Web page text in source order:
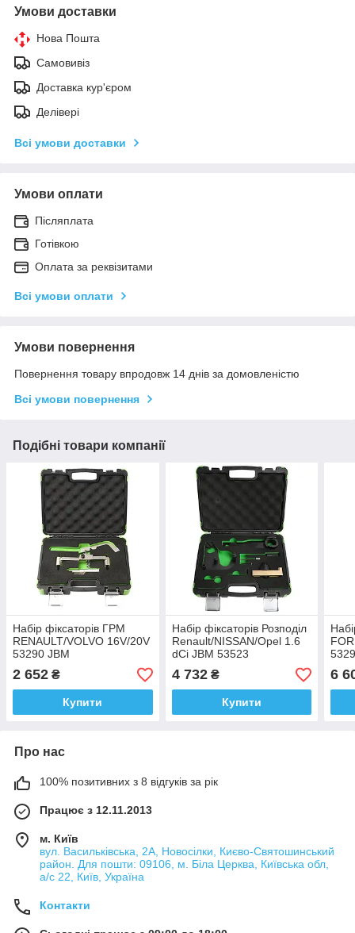
Умови доставки
Нова Пошта
Самовивіз
Доставка кур'єром
Делівері
Всі умови доставки
Умови оплати
Післяплата
Готівкою
Оплата за реквізитами
Всі умови оплати
Умови повернення
Повернення товару впродовж 14 днів за домовленістю
Всі умови повернення
Подібні товари компанії
Набір фіксаторів ГРМ
RENAULT/VOLVO 16V/20V
53290 JBM
2 652 ₴
Купити
Набір фіксаторів Розподіл
Renault/NISSAN/Opel 1.6
dCi JBM 53523
4 732₴
Купити
6
Про нас
100% позитивних з 8 відгуків за рік
Працює з 12.11.2013
м. Київ
вул. Васильківська, 2А, Новосілки, Києво-Святошинський
район. Для пошти: 09106, м. Біла Церква, Київська обл,
а/с 22, Київ, Україна
Контакти